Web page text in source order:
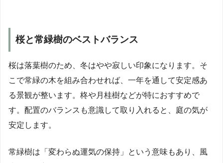
桜と常緑樹のベストバランス
桜は落葉樹のため、冬はやや寂しい印象になります。そ
こで常緑の木を組み合わせれば、一年を通して安定感あ
る景観が整います。柊や月桂樹などが特におすすめで
す。配置のバランスも意識して取り入れると、庭の気が
安定します。
常緑樹は「変わらぬ運気の保持」という意味もあり、風